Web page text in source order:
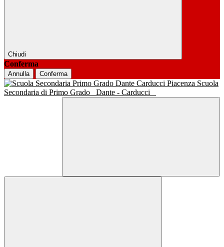
Chiudi
Conferma
Annulla Conferma
Scuola
Secondaria di Primo Grado
Dante - Carducci